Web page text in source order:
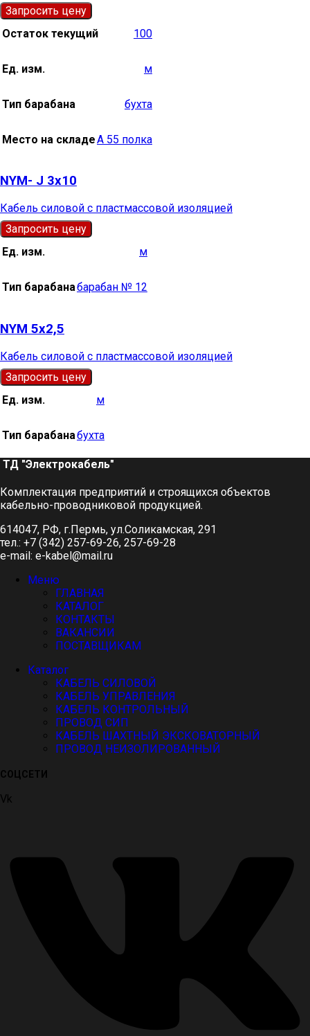
Запросить цену
Остаток текущий
100
Ед. изм. м
Тип барабана бухта
Место на складеА 55 полка
NYM- J 3х10
Кабель силовой с пластмассовой изоляцией
Запросить цену
Ед. изм.
м
Тип барабанабарабан № 12
NYM 5х2,5
Кабель силовой с пластмассовой изоляцией
Запросить цену
Ед. изм.
м
Тип барабанабухта
ТД "Электрокабель"​
Комплектация предприятий и строящихся объектов
кабельно-проводниковой продукцией.
614047, РФ, г.Пермь, ул.Соликамская, 291
тел.: +7 (342) 257-69-26, 257-69-28
e-mail: e-kabel@mail.ru
Меню
ГЛАВНАЯ
КАТАЛОГ
КОНТАКТЫ
ВАКАНСИИ
ПОСТАВЩИКАМ
Каталог
КАБЕЛЬ СИЛОВОЙ
КАБЕЛЬ УПРАВЛЕНИЯ
КАБЕЛЬ КОНТРОЛЬНЫЙ
ПРОВОД СИП
КАБЕЛЬ ШАХТНЫЙ ЭКСКОВАТОРНЫЙ
ПРОВОД НЕИЗОЛИРОВАННЫЙ
СОЦСЕТИ
Vk